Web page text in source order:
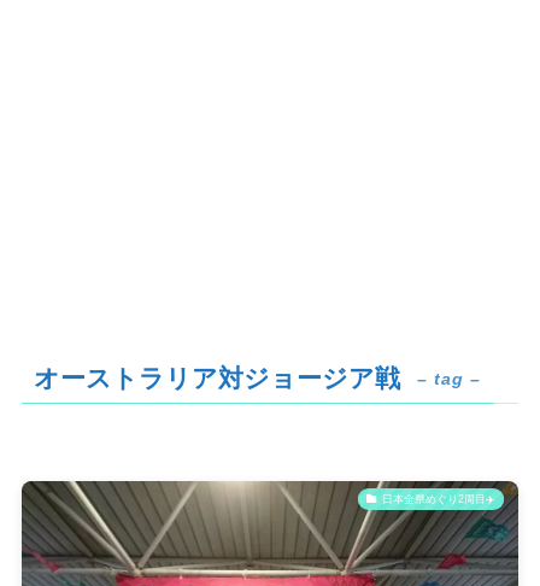
オーストラリア対ジョージア戦 – tag –
日本全県めぐり2周目✈️